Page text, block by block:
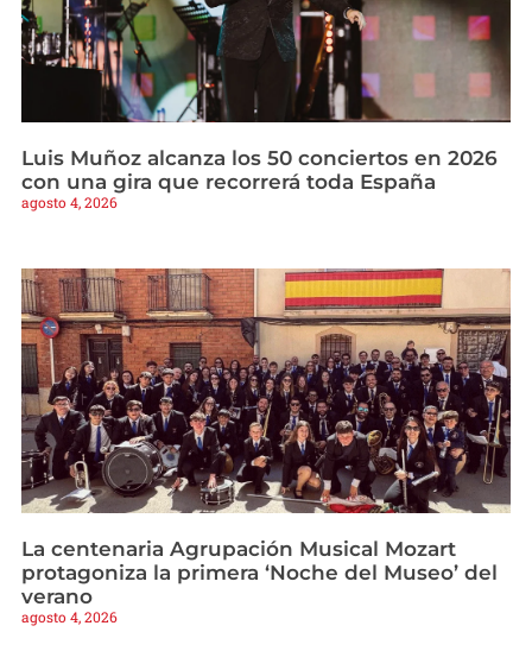
Luis Muñoz alcanza los 50 conciertos en 2026
con una gira que recorrerá toda España
agosto 4, 2026
La centenaria Agrupación Musical Mozart
protagoniza la primera ‘Noche del Museo’ del
verano
agosto 4, 2026